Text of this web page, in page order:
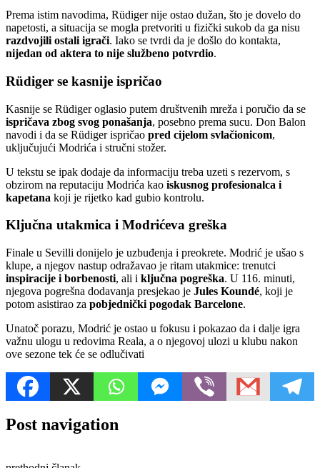
Prema istim navodima, Rüdiger nije ostao dužan, što je dovelo do
napetosti, a situacija se mogla pretvoriti u fizički sukob da ga nisu
razdvojili ostali igrači. Iako se tvrdi da je došlo do kontakta,
nijedan od aktera to nije službeno potvrdio.
Rüdiger se kasnije ispričao
Kasnije se Rüdiger oglasio putem društvenih mreža i poručio da se
ispričava zbog svog ponašanja, posebno prema sucu. Don Balon
navodi i da se Rüdiger ispričao pred cijelom svlačionicom,
uključujući Modrića i stručni stožer.
U tekstu se ipak dodaje da informaciju treba uzeti s rezervom, s
obzirom na reputaciju Modrića kao iskusnog profesionalca i
kapetana koji je rijetko kad gubio kontrolu.
Ključna utakmica i Modrićeva greška
Finale u Sevilli donijelo je uzbuđenja i preokrete. Modrić je ušao s
klupe, a njegov nastup odražavao je ritam utakmice: trenutci
inspiracije i borbenosti, ali i ključna pogreška. U 116. minuti,
njegova pogrešna dodavanja presjekao je Jules Koundé, koji je
potom asistirao za pobjednički pogodak Barcelone.
Unatoč porazu, Modrić je ostao u fokusu i pokazao da i dalje igra
važnu ulogu u redovima Reala, a o njegovoj ulozi u klubu nakon
ove sezone tek će se odlučivati
Post navigation